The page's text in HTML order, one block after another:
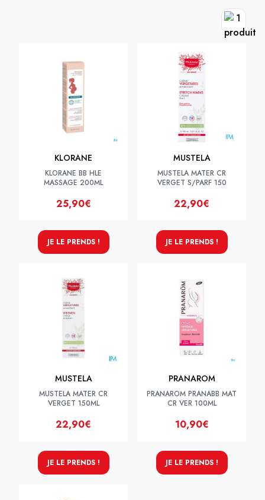
KLORANE
KLORANE BB HLE
MASSAGE 200ML
25,90€
JE LE PRENDS !
MUSTELA
MUSTELA MATER CR
VERGET S/PARF 150
22,90€
JE LE PRENDS !
MUSTELA
MUSTELA MATER CR
VERGET 150ML
22,90€
JE LE PRENDS !
PRANAROM
PRANAROM PRANABB MAT
CR VER 100ML
10,90€
JE LE PRENDS !